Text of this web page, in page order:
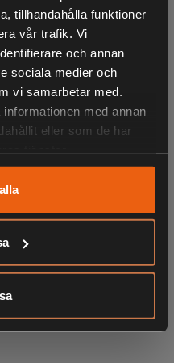
tillhandahålla funktioner
vår trafik. Vi
och annan
sociala medier och
vi samarbetar med.
med annan
eller som de har
TITTAT PÅ